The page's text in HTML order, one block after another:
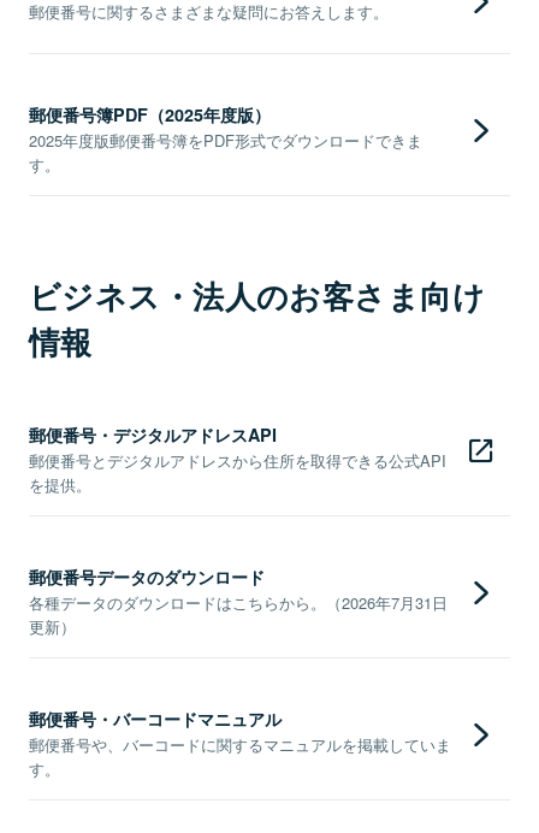
郵便番号に関するさまざまな疑問にお答えします。
郵便番号簿PDF（2025年度版）
2025年度版郵便番号簿をPDF形式でダウンロードできま
す。
ビジネス・法人のお客さま向け
情報
郵便番号・デジタルアドレスAPI
郵便番号とデジタルアドレスから住所を取得できる公式API
を提供。
郵便番号データのダウンロード
各種データのダウンロードはこちらから。（2026年7月31日
更新）
郵便番号・バーコードマニュアル
郵便番号や、バーコードに関するマニュアルを掲載していま
す。